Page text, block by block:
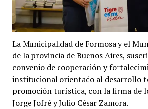
La Municipalidad de Formosa y el
de la provincia de Buenos Aires,
convenio de cooperación y
institucional orientado al desarrollo
promoción turística, con la firma de
Jorge Jofré y Julio César Zamora.